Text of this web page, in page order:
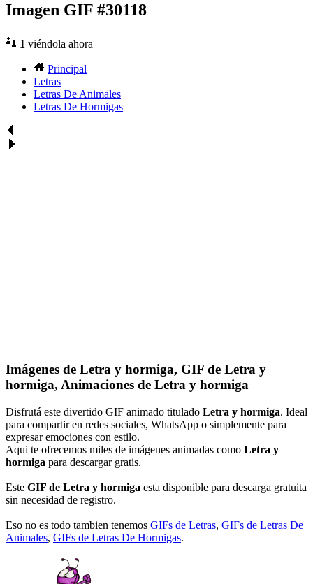
Imagen GIF #30118
1 viéndola ahora
Principal
Letras
Letras De Animales
Letras De Hormigas
Imágenes de Letra y hormiga, GIF de Letra y
hormiga, Animaciones de Letra y hormiga
Disfrutá este divertido GIF animado titulado Letra y hormiga. Ideal
para compartir en redes sociales, WhatsApp o simplemente para
expresar emociones con estilo.
Aqui te ofrecemos miles de imágenes animadas como Letra y
hormiga para descargar gratis.
Este GIF de Letra y hormiga esta disponible para descarga gratuita
sin necesidad de registro.
Eso no es todo tambien tenemos GIFs de Letras, GIFs de Letras De
Animales, GIFs de Letras De Hormigas.